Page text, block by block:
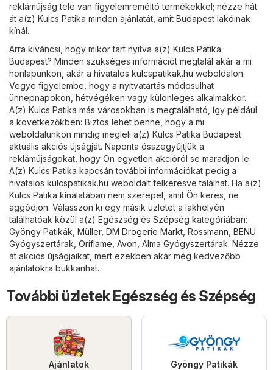
reklámújság tele van figyelemreméltó termékekkel; nézze hát
át a(z) Kulcs Patika minden ajánlatát, amit Budapest lakóinak
kínál.
Arra kíváncsi, hogy mikor tart nyitva a(z) Kulcs Patika
Budapest? Minden szükséges információt megtalál akár a mi
honlapunkon, akár a hivatalos kulcspatikak.hu weboldalon.
Vegye figyelembe, hogy a nyitvatartás módosulhat
ünnepnapokon, hétvégéken vagy különleges alkalmakkor.
A(z) Kulcs Patika más városokban is megtalálható, így például
a következőkben: Biztos lehet benne, hogy a mi
weboldalunkon mindig megleli a(z) Kulcs Patika Budapest
aktuális akciós újságját. Naponta összegyűjtjük a
reklámújságokat, hogy Ön egyetlen akcióról se maradjon le.
A(z) Kulcs Patika kapcsán további információkat pedig a
hivatalos kulcspatikak.hu weboldalt felkeresve találhat. Ha a(z)
Kulcs Patika kínálatában nem szerepel, amit Ön keres, ne
aggódjon. Válasszon ki egy másik üzletet a lakhelyén
találhatóak közül a(z) Egészség és Szépség kategóriában:
Gyöngy Patikák Müller, DM Drogerie Markt Rossmann BENU
Gyógyszertárak Oriflame Avon Alma Gyógyszertárak. Nézze
át akciós újságjaikat, mert ezekben akár még kedvezőbb
ajánlatokra bukkanhat.
További üzletek Egészség és Szépség
Ajánlatok Gyöngy Patikák